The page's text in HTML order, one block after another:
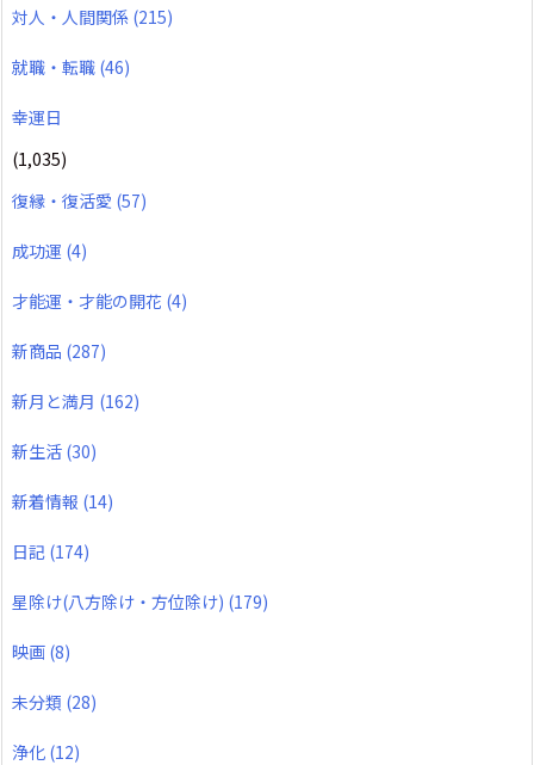
対人・人間関係 (215)
就職・転職 (46)
幸運日
(1,035)
復縁・復活愛 (57)
成功運 (4)
才能運・才能の開花 (4)
新商品 (287)
新月と満月 (162)
新生活 (30)
新着情報 (14)
日記 (174)
星除け(八方除け・方位除け) (179)
映画 (8)
未分類 (28)
浄化 (12)